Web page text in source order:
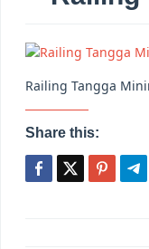
Railing Tangga
Share this: